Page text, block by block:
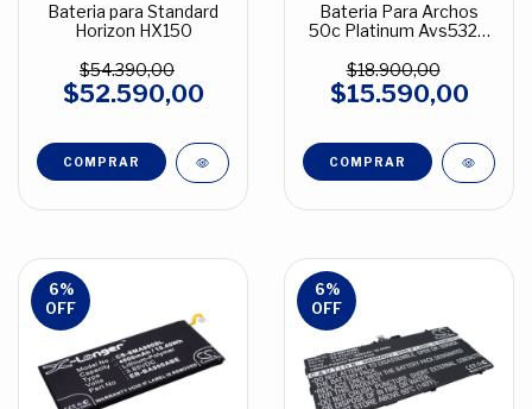
Bateria para Standard
Horizon HX150
$54.390,00
$52.590,00
Bateria Para Archos
50c Platinum Avs532sl
$18.900,00
$15.590,00
6%
OFF
6%
OFF